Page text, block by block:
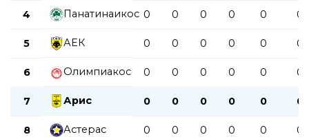
4 Панатинаикос 0 0 0 0 0 0
5 АЕК 0 0 0 0 0 0
6 Олимпиакос 0 0 0 0 0 0
7 Арис 0 0 0 0 0 0
8 Астерас 0 0 0 0 0 0